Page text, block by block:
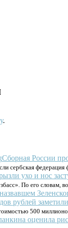
.
Сборная России
сербская
ухо и нос
По его словам,
рублей
500
оценила